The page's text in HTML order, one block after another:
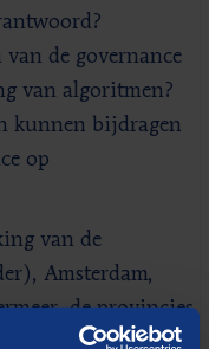
de governance
van algoritmen?
kunnen bijdragen
op
van de
Amsterdam,
de provincies
Limburg, het